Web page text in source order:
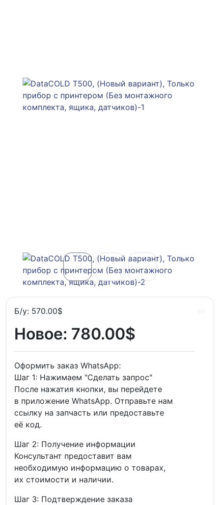
Б/у: 570.00$
Новое: 780.00$
Оформить заказ WhatsApp:
Шаг 1: Нажимаем "Сделать запрос"
После нажатия кнопки, вы перейдете
в приложение WhatsApp. Отправьте нам
ссылку на запчасть или предоставьте
её код.
Шаг 2: Получение информации
Консультант предоставит вам
необходимую информацию о товарах,
их стоимости и наличии.
Шаг 3: Подтверждение заказа